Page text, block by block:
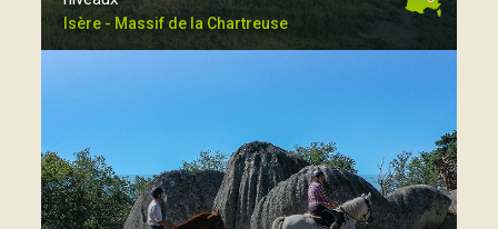
Isère - Massif de la Chartreuse